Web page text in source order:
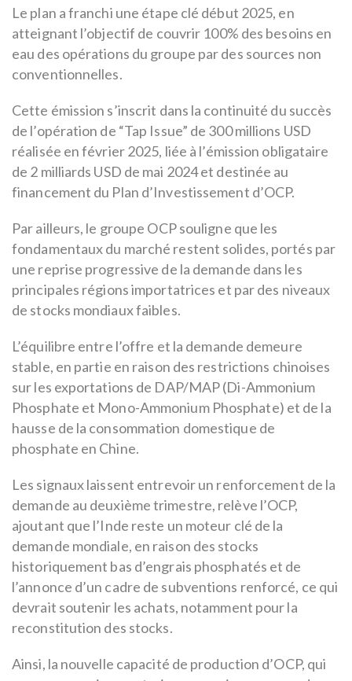
Le plan a franchi une étape clé début 2025, en
atteignant l’objectif de couvrir 100% des besoins en
eau des opérations du groupe par des sources non
conventionnelles.
Cette émission s’inscrit dans la continuité du succès
de l’opération de “Tap Issue” de 300 millions USD
réalisée en février 2025, liée à l’émission obligataire
de 2 milliards USD de mai 2024 et destinée au
financement du Plan d’Investissement d’OCP.
Par ailleurs, le groupe OCP souligne que les
fondamentaux du marché restent solides, portés par
une reprise progressive de la demande dans les
principales régions importatrices et par des niveaux
de stocks mondiaux faibles.
L’équilibre entre l’offre et la demande demeure
stable, en partie en raison des restrictions chinoises
sur les exportations de DAP/MAP (Di-Ammonium
Phosphate et Mono-Ammonium Phosphate) et de la
hausse de la consommation domestique de
phosphate en Chine.
Les signaux laissent entrevoir un renforcement de la
demande au deuxième trimestre, relève l’OCP,
ajoutant que l’Inde reste un moteur clé de la
demande mondiale, en raison des stocks
historiquement bas d’engrais phosphatés et de
l’annonce d’un cadre de subventions renforcé, ce qui
devrait soutenir les achats, notamment pour la
reconstitution des stocks.
Ainsi, la nouvelle capacité de production d’OCP, qui